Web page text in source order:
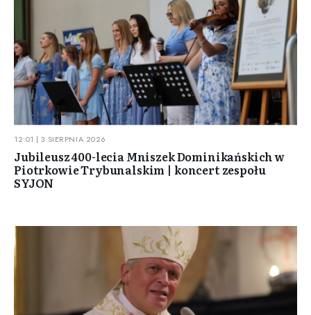
12:01 | 3 SIERPNIA 2026
Jubileusz 400-lecia Mniszek Dominikańskich w
Piotrkowie Trybunalskim | koncert zespołu
SYJON